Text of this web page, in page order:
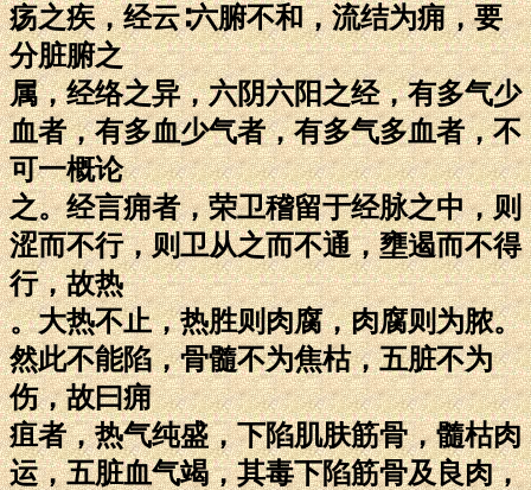
疡之疾，经云∶六腑不和，流结为痈，要
分脏腑之
属，经络之异，六阴六阳之经，有多气少
血者，有多血少气者，有多气多血者，不
可一概论
之。经言痈者，荣卫稽留于经脉之中，则
涩而不行，则卫从之而不通，壅遏而不得
行，故热
。大热不止，热胜则肉腐，肉腐则为脓。
然此不能陷，骨髓不为焦枯，五脏不为
伤，故曰痈
疽者，热气纯盛，下陷肌肤筋骨，髓枯肉
运，五脏血气竭，其毒下陷筋骨及良肉，